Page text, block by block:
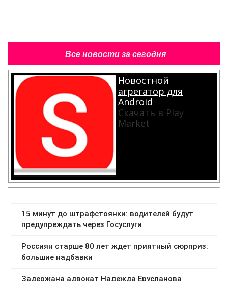
Все новости за сегодня
Новостной
агрегатор для
Android
Скачать в Play
Market